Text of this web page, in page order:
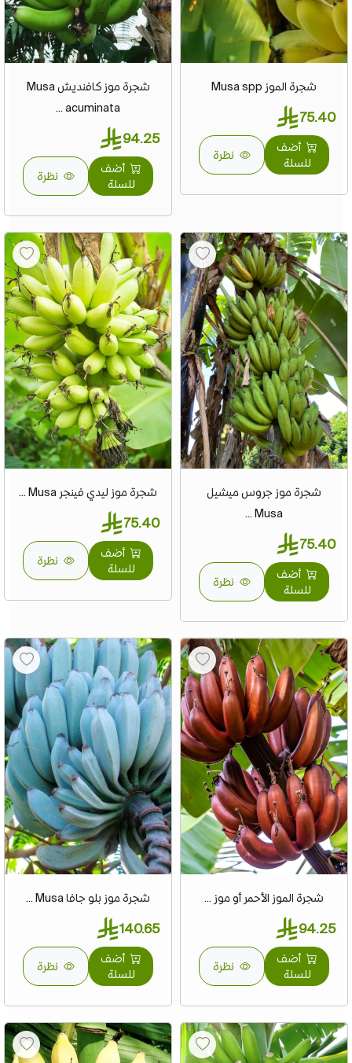
شجرة الموز Musa spp
75.40
أضف
للسلة
نظرة
شجرة موز كافنديش Musa
acuminata ...
94.25
أضف
للسلة
نظرة
شجرة موز جروس ميشيل
Musa ...
75.40
أضف
للسلة
نظرة
شجرة موز ليدي فينجر Musa ...
75.40
أضف
للسلة
نظرة
شجرة الموز الأحمر أو موز ...
94.25
أضف
للسلة
نظرة
شجرة موز بلو جافا Musa ...
140.65
أضف
للسلة
نظرة